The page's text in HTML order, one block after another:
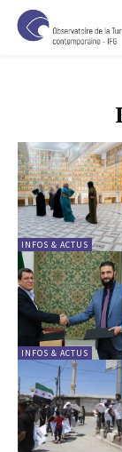
INFOS & ACTUS
INFOS & ACTUS